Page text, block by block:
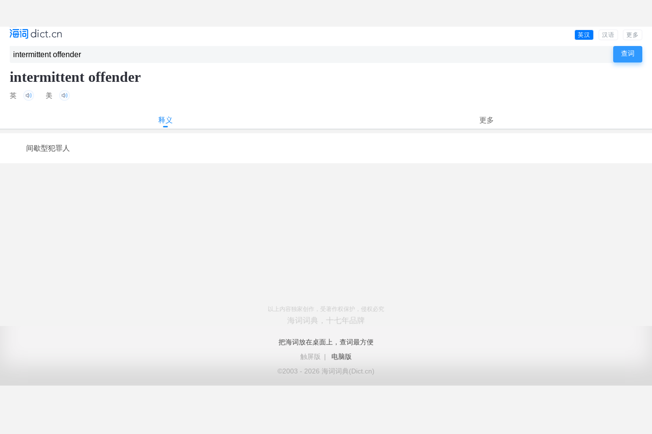
英汉 汉语 更多
intermittent offender
英 美
释义 更多
间歇型犯罪人
以上内容独家创作，受著作权保护，侵权必究
海词词典，十七年品牌
把海词放在桌面上，查词最方便
触屏版
|
电脑版
©2003 - 2026 海词词典(Dict.cn)